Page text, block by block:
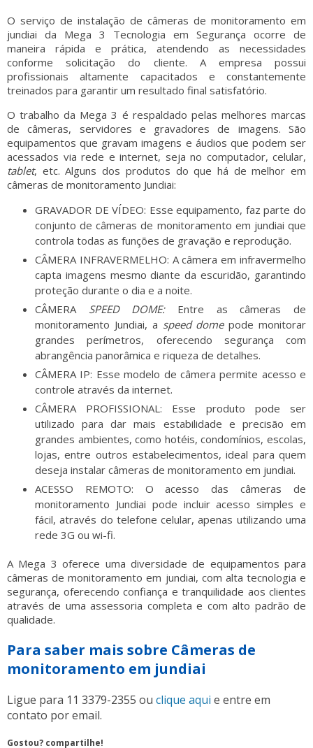
O serviço de instalação de câmeras de monitoramento em
jundiai da Mega 3 Tecnologia em Segurança ocorre de
maneira rápida e prática, atendendo as necessidades
conforme solicitação do cliente. A empresa possui
profissionais altamente capacitados e constantemente
treinados para garantir um resultado final satisfatório.
O trabalho da Mega 3 é respaldado pelas melhores marcas
de câmeras, servidores e gravadores de imagens. São
equipamentos que gravam imagens e áudios que podem ser
acessados via rede e internet, seja no computador, celular,
tablet, etc. Alguns dos produtos do que há de melhor em
câmeras de monitoramento Jundiai:
GRAVADOR DE VÍDEO: Esse equipamento, faz parte do
conjunto decâmeras de monitoramento em jundiai que
controla todas as funções de gravação e reprodução.
CÂMERA INFRAVERMELHO: A câmera em infravermelho
capta imagens mesmo diante da escuridão, garantindo
proteção durante o dia e a noite.
CÂMERA SPEED DOME:Entre as câmeras de
monitoramento Jundiai, a speed domepode monitorar
grandes perímetros, oferecendo segurança com
abrangência panorâmica e riqueza de detalhes.
CÂMERA IP: Esse modelo de câmera permite acesso e
controle através da internet.
CÂMERA PROFISSIONAL: Esse produto pode ser
utilizado para dar mais estabilidade e precisão em
grandes ambientes, como hotéis, condomínios, escolas,
lojas, entre outros estabelecimentos, ideal para quem
deseja instalar câmeras de monitoramento em jundiai.
ACESSO REMOTO: O acesso das câmeras de
monitoramento Jundiai pode incluir acesso simples e
fácil, através do telefone celular, apenas utilizando uma
rede 3G ou wi-fi.
A Mega 3 oferece uma diversidade de equipamentos para
câmeras de monitoramento em jundiai, com alta tecnologia e
segurança, oferecendo confiança e tranquilidade aos clientes
através de uma assessoria completa e com alto padrão de
qualidade.
Para saber mais sobre Câmeras de
monitoramento em jundiai
Ligue para 11 3379-2355 ou clique aqui e entre em
contato por email.
Gostou? compartilhe!